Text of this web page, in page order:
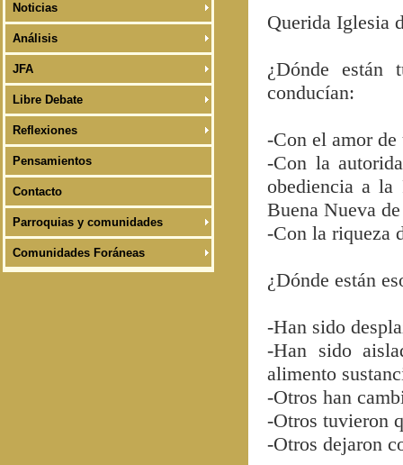
Noticias
Análisis
JFA
Libre Debate
Reflexiones
Pensamientos
Contacto
Parroquias y comunidades
Comunidades Foráneas
Querida Iglesia
¿Dónde
conducían:
-Con el amor
-Con la
obediencia a
Buena Nueva
-Con la riqueza
¿Dónde están
-Han sido
-Han sido
alimento
-Otros han
-Otros tuvieron
-Otros dejaron